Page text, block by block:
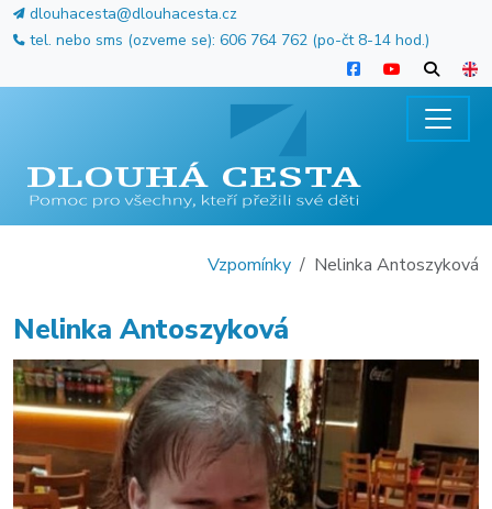
dlouhacesta@dlouhacesta.cz
tel. nebo sms (ozveme se): 606 764 762 (po-čt 8-14 hod.)
Vzpomínky Nelinka Antoszyková
Nelinka Antoszyková